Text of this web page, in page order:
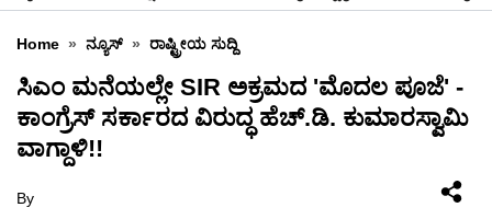
Home » ನ್ಯೂಸ್ » ರಾಷ್ಟ್ರೀಯ ಸುದ್ದಿ
ಸಿಎಂ ಮನೆಯಲ್ಲೇ SIR ಅಕ್ರಮದ 'ಮೊದಲ ಪೂಜೆ' -
ಕಾಂಗ್ರೆಸ್ ಸರ್ಕಾರದ ವಿರುದ್ಧ ಹೆಚ್.ಡಿ. ಕುಮಾರಸ್ವಾಮಿ
ವಾಗ್ದಾಳಿ!!
By